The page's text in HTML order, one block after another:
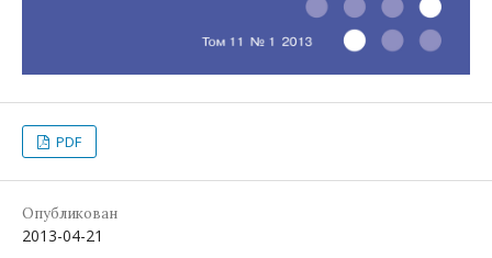
PDF
Опубликован
2013-04-21